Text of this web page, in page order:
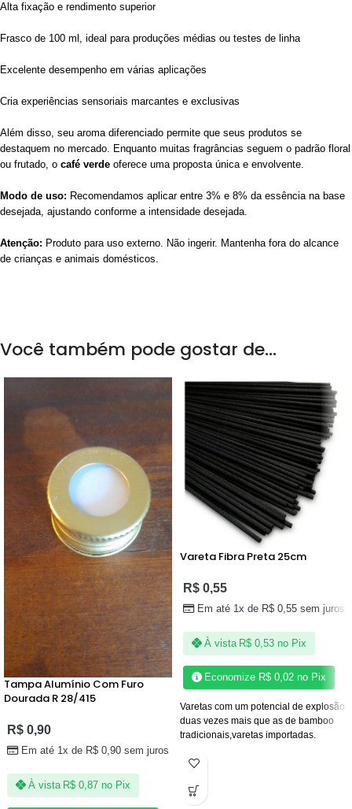
Alta fixação e rendimento superior
Frasco de 100 ml, ideal para produções médias ou testes de linha
Excelente desempenho em várias aplicações
Cria experiências sensoriais marcantes e exclusivas
Além disso, seu aroma diferenciado permite que seus produtos se
destaquem no mercado. Enquanto muitas fragrâncias seguem o padrão floral
ou frutado, o café verde oferece uma proposta única e envolvente.
Modo de uso: Recomendamos aplicar entre 3% e 8% da essência na base
desejada, ajustando conforme a intensidade desejada.
Atenção: Produto para uso externo. Não ingerir. Mantenha fora do alcance
de crianças e animais domésticos.
Você também pode gostar de…
Tampa Alumínio Com Furo
Dourada R 28/415
R$0,90
Em até 1x de R$ 0,90 sem juros
À vista R$ 0,87 no Pix
Vareta Fibra Preta 25cm
R$0,55
Em até 1x de R$ 0,55 sem juros
À vista R$ 0,53 no Pix
Economize R$ 0,02 no Pix
Varetas com um potencial de explosão
duas vezes mais que as de bamboo
tradicionais,varetas importadas.